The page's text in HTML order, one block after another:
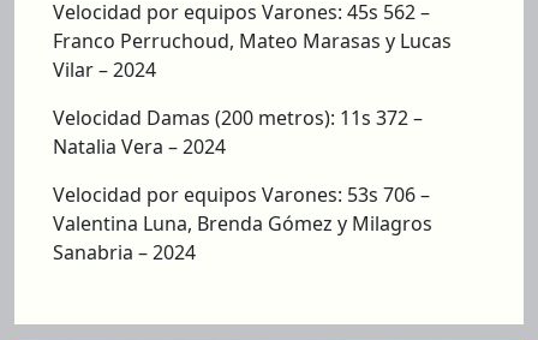
Velocidad por equipos Varones: 45s 562 –
Franco Perruchoud, Mateo Marasas y Lucas
Vilar – 2024
Velocidad Damas (200 metros): 11s 372 –
Natalia Vera – 2024
Velocidad por equipos Varones: 53s 706 –
Valentina Luna, Brenda Gómez y Milagros
Sanabria – 2024